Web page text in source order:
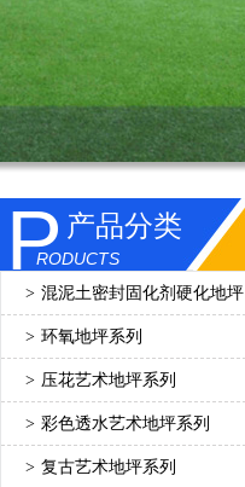
P产品分类
RODUCTS
> 混泥土密封固化剂硬化地坪
> 环氧地坪系列
> 压花艺术地坪系列
> 彩色透水艺术地坪系列
> 复古艺术地坪系列